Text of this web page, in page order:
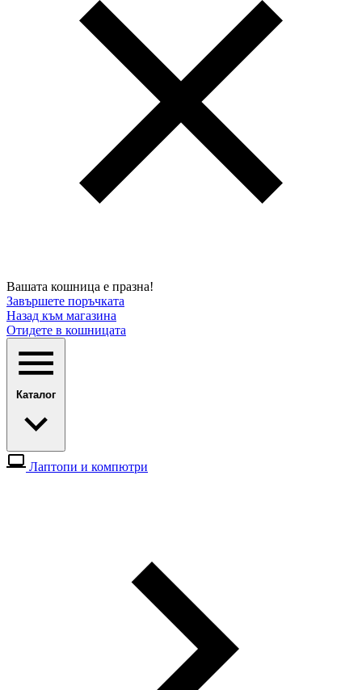
Вашата кошница е празна!
Завършете поръчката
Назад към магазина
Отидете в кошницата
Каталог
Лаптопи и компютри